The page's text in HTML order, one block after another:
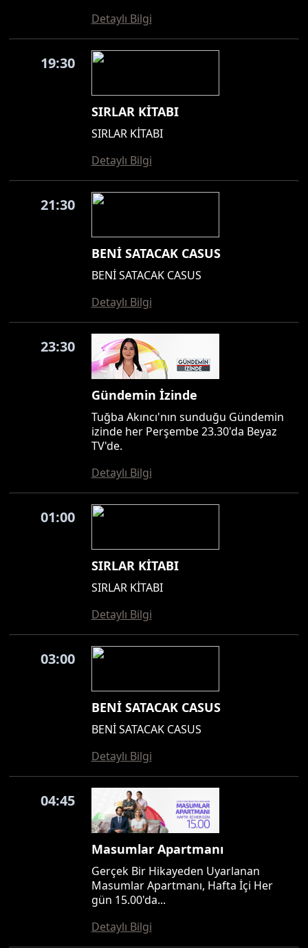
Detaylı Bilgi
19:30
SIRLAR KİTABI
SIRLAR KİTABI
Detaylı Bilgi
21:30
BENİ SATACAK CASUS
BENİ SATACAK CASUS
Detaylı Bilgi
23:30
Gündemin İzinde
Tuğba Akıncı'nın sunduğu Gündemin
izinde her Perşembe 23.30'da Beyaz
TV'de.
Detaylı Bilgi
01:00
SIRLAR KİTABI
SIRLAR KİTABI
Detaylı Bilgi
03:00
BENİ SATACAK CASUS
BENİ SATACAK CASUS
Detaylı Bilgi
04:45
Masumlar Apartmanı
Gerçek Bir Hikayeden Uyarlanan
Masumlar Apartmanı, Hafta İçi Her
gün 15.00'da...
Detaylı Bilgi